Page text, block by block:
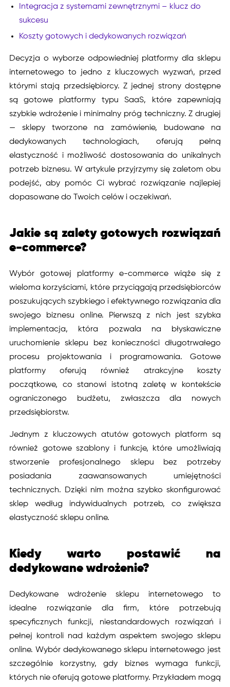
Integracja z systemami zewnętrznymi – klucz do
sukcesu
Koszty gotowych i dedykowanych rozwiązań
Decyzja o wyborze odpowiedniej platformy dla sklepu
internetowego to jedno z kluczowych wyzwań, przed
którymi stają przedsiębiorcy. Z jednej strony dostępne
są gotowe platformy typu SaaS, które zapewniają
szybkie wdrożenie i minimalny próg techniczny. Z drugiej
— sklepy tworzone na zamówienie, budowane na
dedykowanych technologiach, oferują pełną
elastyczność i możliwość dostosowania do unikalnych
potrzeb biznesu. W artykule przyjrzymy się zaletom obu
podejść, aby pomóc Ci wybrać rozwiązanie najlepiej
dopasowane do Twoich celów i oczekiwań.
Jakie są zalety gotowych rozwiązań
e-commerce?
Wybór gotowej platformy e-commerce wiąże się z
wieloma korzyściami, które przyciągają przedsiębiorców
poszukujących szybkiego i efektywnego rozwiązania dla
swojego biznesu online. Pierwszą z nich jest szybka
implementacja, która pozwala na błyskawiczne
uruchomienie sklepu bez konieczności długotrwałego
procesu projektowania i programowania. Gotowe
platformy oferują również atrakcyjne koszty
początkowe, co stanowi istotną zaletę w kontekście
ograniczonego budżetu, zwłaszcza dla nowych
przedsiębiorstw.
Jednym z kluczowych atutów gotowych platform są
również gotowe szablony i funkcje, które umożliwiają
stworzenie profesjonalnego sklepu bez potrzeby
posiadania zaawansowanych umiejętności
technicznych. Dzięki nim można szybko skonfigurować
sklep według indywidualnych potrzeb, co zwiększa
elastyczność sklepu online.
Kiedy warto postawić na
dedykowane wdrożenie?
Dedykowane wdrożenie sklepu internetowego to
idealne rozwiązanie dla firm, które potrzebują
specyficznych funkcji, niestandardowych rozwiązań i
pełnej kontroli nad każdym aspektem swojego sklepu
online. Wybór dedykowanego sklepu internetowego jest
szczególnie korzystny, gdy biznes wymaga funkcji,
których nie oferują gotowe platformy. Przykładem mogą